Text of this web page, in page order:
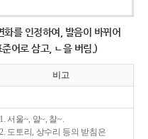
를 인정하여, 발음이 바뀌어
어로 삼고, ㄴ을 버림.)
비고
1. 서울~, 알~, 찰~.
2. 도토리, 상수리 등의 받침은